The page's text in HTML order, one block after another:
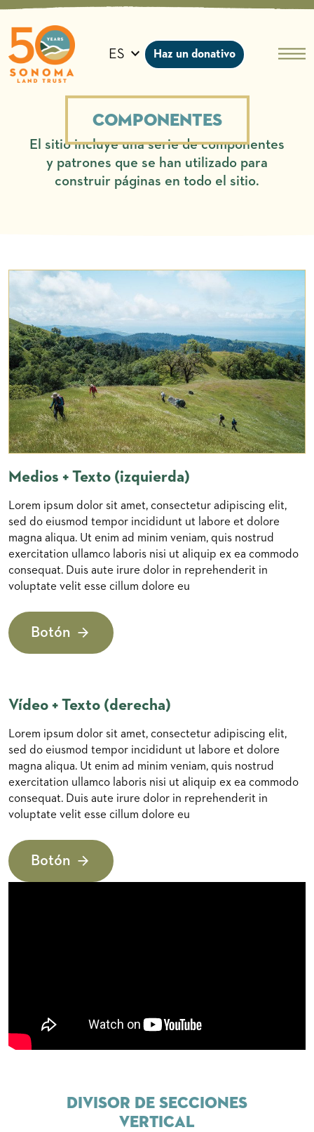
Ir
contenido
ES Haz un donativo
Componentes
El sitio incluye una serie de componentes
y patrones que se han utilizado para
construir páginas en todo el sitio.
Medios + Texto (izquierda)
Lorem ipsum dolor sit amet, consectetur adipiscing elit,
sed do eiusmod tempor incididunt ut labore et dolore
magna aliqua. Ut enim ad minim veniam, quis nostrud
exercitation ullamco laboris nisi ut aliquip ex ea commodo
consequat. Duis aute irure dolor in reprehenderit in
voluptate velit esse cillum dolore eu
Botón
Vídeo + Texto (derecha)
Lorem ipsum dolor sit amet, consectetur adipiscing elit,
sed do eiusmod tempor incididunt ut labore et dolore
magna aliqua. Ut enim ad minim veniam, quis nostrud
exercitation ullamco laboris nisi ut aliquip ex ea commodo
consequat. Duis aute irure dolor in reprehenderit in
voluptate velit esse cillum dolore eu
Botón
Divisor de secciones
Vertical